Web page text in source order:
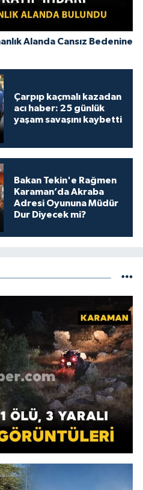
Alanda Cansız Bedenine
Çarpıp kaçmalı kazadan
acı haber: 25 günlük
yaşam savaşını kaybetti
Bakan Tekin'e Rağmen
Karaman’da Akraba
Adresi Oyununa Müdür
Dur Diyecek mi?